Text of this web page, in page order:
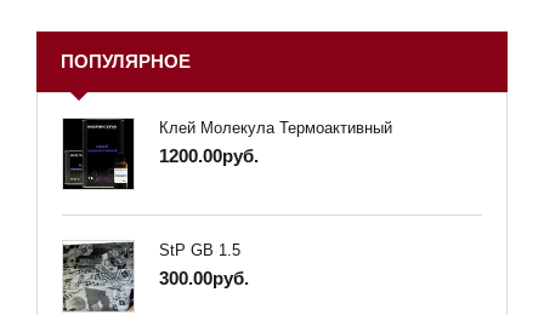
ПОПУЛЯРНОЕ
Клей Молекула Термоактивный
1200.00руб.
StP GB 1.5
300.00руб.